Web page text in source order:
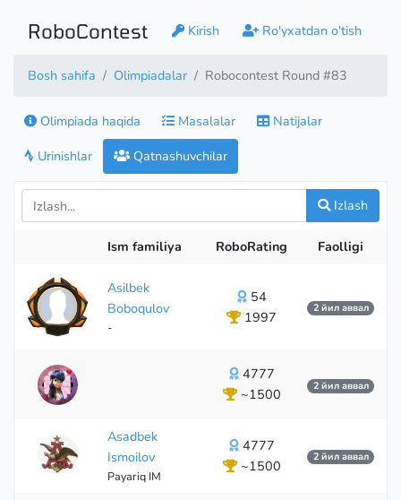
RoboContest Kirish Ro'yxatdan o'tish
Bosh sahifa Olimpiadalar Robocontest Round #83
Olimpiada haqida Masalalar
Natijalar
Urinishlar
Qatnashuvchilar
Izlash
Ism familiya RoboRating Faolligi
54
Asilbek
Boboqulov
-
54
1997
2 йил аввал
4777
~1500
2 йил аввал
Asadbek
Ismoilov
Payariq IM
4777
~1500
2 йил аввал